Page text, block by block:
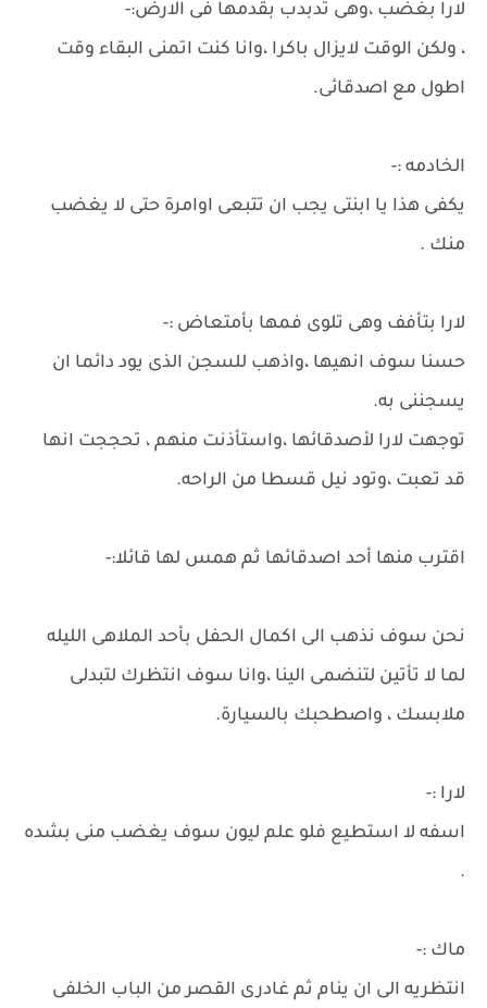
لارا بغضب ،وهى تدبدب بقدمها فى الارض:-
، ولكن الوقت لايزال باكرا ،وانا كنت اتمنى البقاء وقت
اطول مع اصدقائى.
الخادمه :-
يكفى هذا يا ابنتى يجب ان تتبعى اوامرة حتى لا يغضب
منك .
لارا بتأفف وهى تلوى فمها بأمتعاض :-
حسنا سوف انهيها ،واذهب للسجن الذى يود دائما ان
يسجننى به.
توجهت لارا لأصدقائها ،واستأذنت منهم ، تحججت انها
قد تعبت ،وتود نيل قسطا من الراحه.
اقترب منها أحد اصدقائها ثم همس لها قائلا:-
نحن سوف نذهب الى اكمال الحفل بأحد الملاهى الليله
لما لا تأتين لتنضمى الينا ،وانا سوف انتظرك لتبدلى
ملابسك ، واصطحبك بالسيارة.
لارا :-
اسفه لا استطيع فلو علم ليون سوف يغضب منى بشده
.
ماك :-
انتظريه الى ان ينام ثم غادرى القصر من الباب الخلفى